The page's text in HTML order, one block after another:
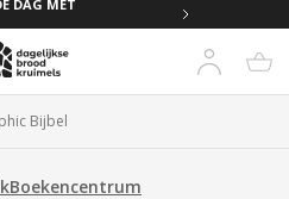
DAG MET
Bijbel